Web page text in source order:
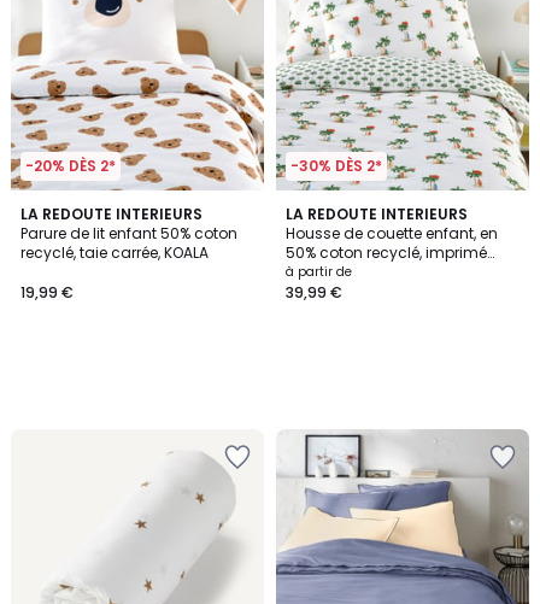
-20% DÈS 2*
LA REDOUTE INTERIEURS
Parure de lit enfant 50% coton
recyclé, taie carrée, KOALA
19,99 €
-30% DÈS 2*
LA REDOUTE INTERIEURS
Housse de couette enfant, en
50% coton recyclé, imprimé
palmiers, TAPAHI
à partir de
39,99 €